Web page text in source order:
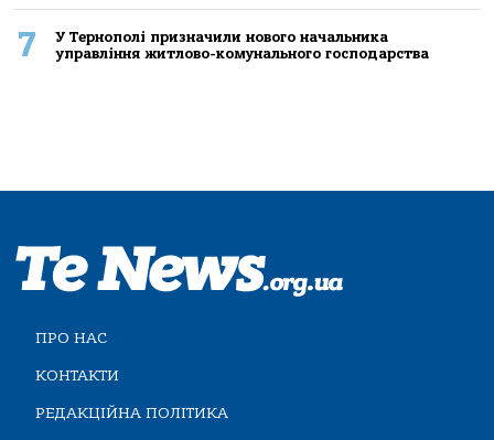
7
У Тернополі призначили нового начальника
управління житлово-комунального господарства
ПРО НАС
КОНТАКТИ
РЕДАКЦІЙНА ПОЛІТИКА